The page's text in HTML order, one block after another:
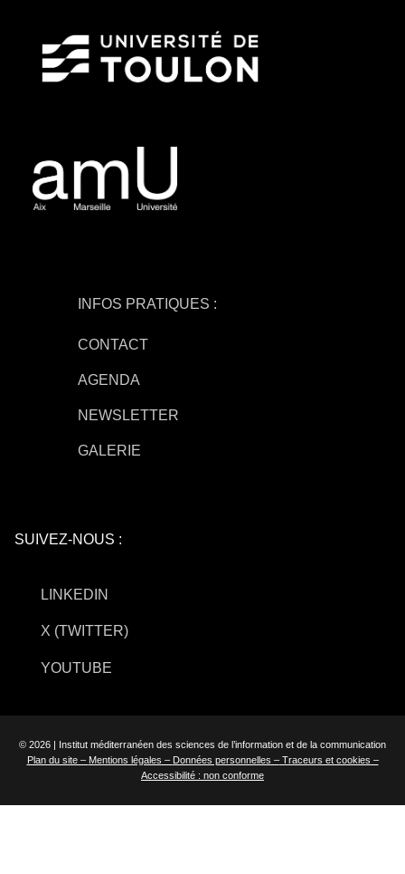
INFOS PRATIQUES :
CONTACT
AGENDA
NEWSLETTER
GALERIE
SUIVEZ-NOUS :
LINKEDIN
X (TWITTER)
YOUTUBE
© 2026 | Institut méditerranéen des sciences de l’information et de la communication
Plan du site – Mentions légales – Données personnelles –Traceurs et cookies –
Accessibilité : non conforme